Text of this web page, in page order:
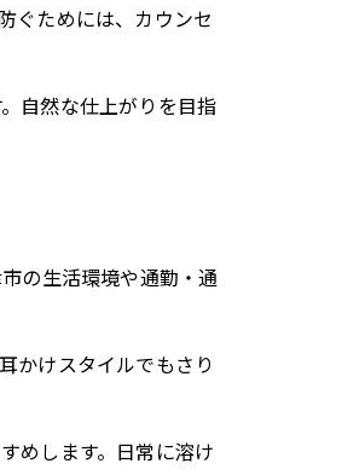
ぐためには、カウンセ
自然な仕上がりを目指
の生活環境や通勤・通
かけスタイルでもさり
めします。日常に溶け